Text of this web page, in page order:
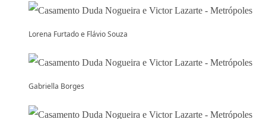
Lorena Furtado e Flávio Souza
Gabriella Borges